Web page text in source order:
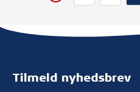
Tilmeld nyhedsbrev